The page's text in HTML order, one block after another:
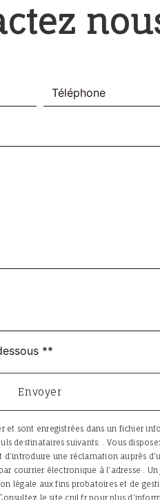
**
Envoyer
sont enregistrées dans un fichier
destinataires suivants: . Vous
une réclamation auprès
courrier électronique à l'adresse .
légale aux fins probatoires et de
le site cnil.fr pour plus